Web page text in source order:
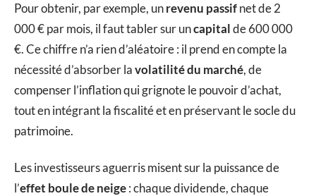
Pour obtenir, par exemple, unrevenu passifnet de 2
000 € par mois, il faut tabler sur uncapitalde 600 000
€. Ce chiffre n’a rien d’aléatoire : il prend en compte la
nécessité d’absorber lavolatilité du marché, de
compenser l’inflation qui grignote le pouvoir d’achat,
tout en intégrant la fiscalité et en préservant le socle du
patrimoine.
Les investisseurs aguerris misent sur la puissance de
l’effet boule de neige: chaque dividende, chaque